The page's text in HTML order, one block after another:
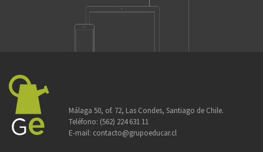
Málaga 50, of. 72, Las Condes, Santiago de Chile.
Teléfono: (562) 224 631 11
E-mail: contacto@grupoeducar.cl